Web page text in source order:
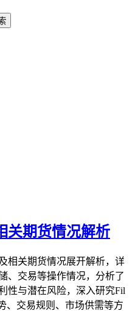
关期货情况解析
相关期货情况展开解析，详
、交易等操作情况，分析了
性与潜在风险，深入研究Fil
、交易规则、市场供需等方